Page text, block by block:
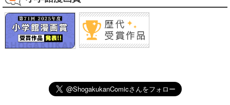
小学館漫画賞